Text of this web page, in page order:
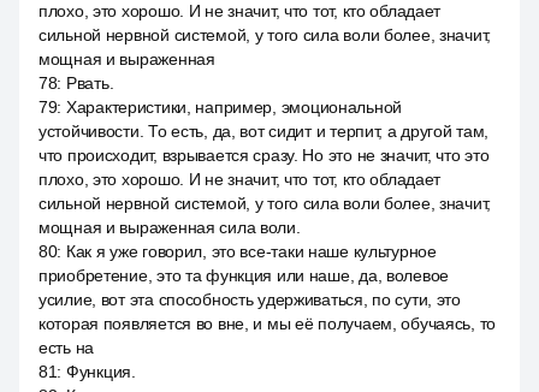
плохо, это хорошо. И не значит, что тот, кто обладает
сильной нервной системой, у того сила воли более, значит,
мощная и выраженная
78: Рвать.
79: Характеристики, например, эмоциональной
устойчивости. То есть, да, вот сидит и терпит, а другой там,
что происходит, взрывается сразу. Но это не значит, что это
плохо, это хорошо. И не значит, что тот, кто обладает
сильной нервной системой, у того сила воли более, значит,
мощная и выраженная сила воли.
80: Как я уже говорил, это все-таки наше культурное
приобретение, это та функция или наше, да, волевое
усилие, вот эта способность удерживаться, по сути, это
которая появляется во вне, и мы её получаем, обучаясь, то
есть на
81: Функция.